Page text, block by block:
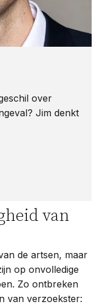
over
Jim denkt
van
de artsen, maar
op onvolledige
Zo ontbreken
van verzoekster: